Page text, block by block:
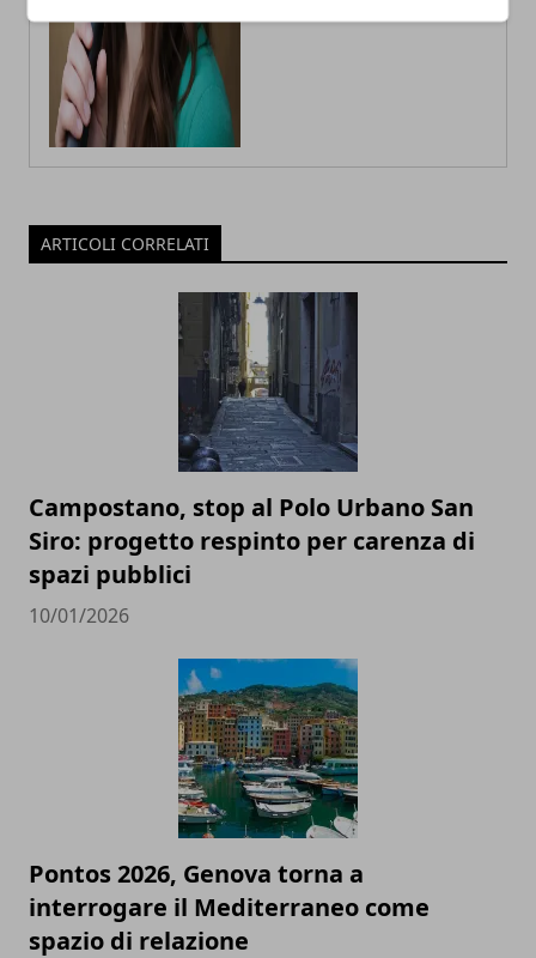
ARTICOLI CORRELATI
Campostano, stop al Polo Urbano San
Siro: progetto respinto per carenza di
spazi pubblici
10/01/2026
Pontos 2026, Genova torna a
interrogare il Mediterraneo come
spazio di relazione